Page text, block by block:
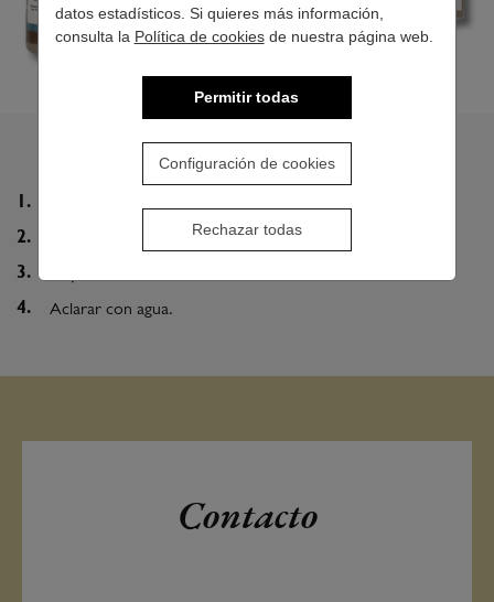
datos estadísticos. Si quieres más información,
consulta la Política de cookiesde nuestra página web.
Permitir todas
Configuración de cookies
Rechazar todas
Masajear desde el cuero cabelludo hasta las puntas.
Aclarar con agua.
Contacto